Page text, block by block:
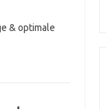
& optimale